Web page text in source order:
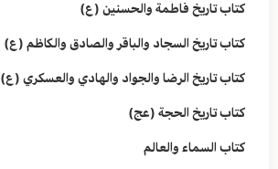
كتاب تاريخ فاطمة والحسنين (ع)
كتاب تاريخ السجاد والباقر والصادق والكاظم (ع)
كتاب تاريخ الرضا والجواد والهادي والعسكري (ع)
كتاب تاريخ الحجة (عج)
كتاب السماء والعالم